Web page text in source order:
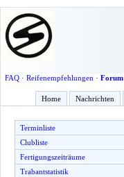
FAQ· Reifenempfehlungen · Forum
Home Nachrichten
Terminliste
Clubliste
Fertigungszeiträume
Trabantstatistik